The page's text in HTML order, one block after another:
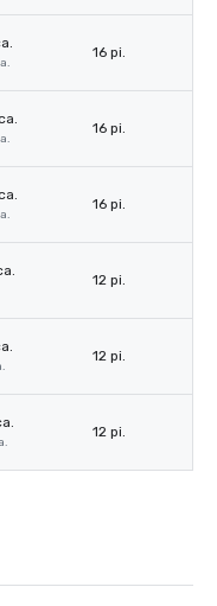
16 pi.
16 pi.
16 pi.
12 pi.
12 pi.
12 pi.